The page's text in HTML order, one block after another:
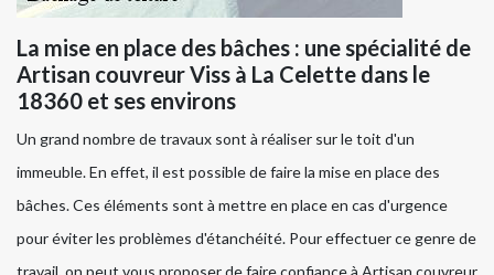
La mise en place des bâches : une spécialité de
Artisan couvreur Viss à La Celette dans le
18360 et ses environs
Un grand nombre de travaux sont à réaliser sur le toit d'un
immeuble. En effet, il est possible de faire la mise en place des
bâches. Ces éléments sont à mettre en place en cas d'urgence
pour éviter les problèmes d'étanchéité. Pour effectuer ce genre de